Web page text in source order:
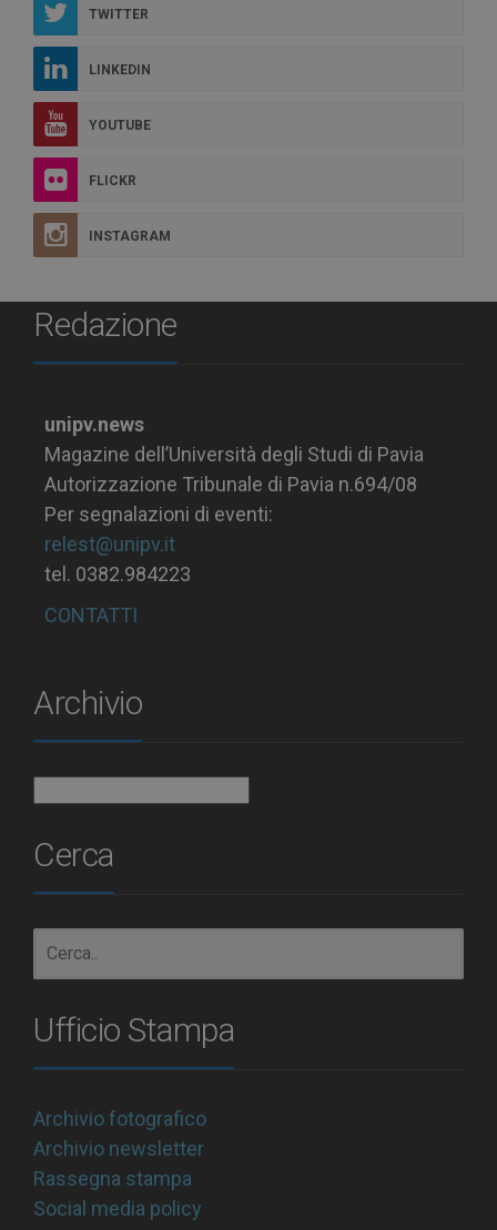
TWITTER
LINKEDIN
YOUTUBE
FLICKR
INSTAGRAM
Redazione
unipv.news
Magazine dell’Università degli Studi di Pavia
Autorizzazione Tribunale di Pavia n.694/08
Per segnalazioni di eventi:
relest@unipv.it
tel. 0382.984223
CONTATTI
Archivio
Cerca
Ufficio Stampa
Archivio fotografico
Archivio newsletter
Rassegna stampa
Social media policy